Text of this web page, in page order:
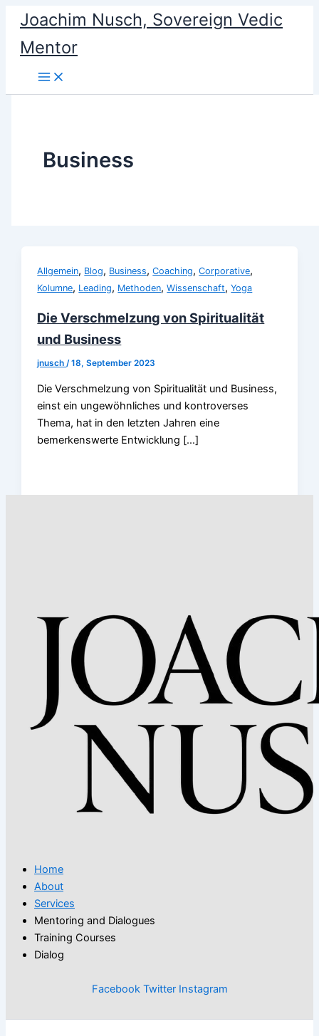
content
Joachim Nusch, Sovereign Vedic
Mentor
Business
Allgemein, Blog, Business,Coaching,Corporative,
Kolumne, Leading, Methoden,Wissenschaft,Yoga
Die Verschmelzung von Spiritualität
und Business
jnusch/18, September 2023
Die Verschmelzung von Spiritualität und Business,
einst ein ungewöhnliches und kontroverses
Thema, hat in den letzten Jahren eine
bemerkenswerte Entwicklung […]
Home
About
Services
Mentoring and Dialogues
Training Courses
Dialog
Facebook Twitter Instagram